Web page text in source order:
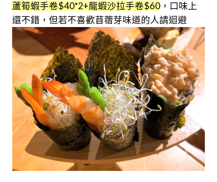
蘆筍蝦手卷$40*2+龍蝦沙拉手卷$60 ，口味上
還不錯，但若不喜歡苜蓿芽味道的人請迴避